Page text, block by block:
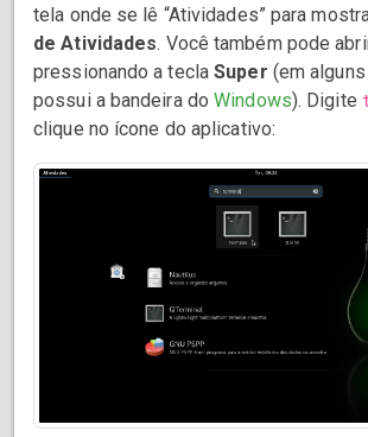
tela onde se lê “Atividades” para
de Atividades. Você também pode
pressionando a teclaSuper (em
possui a bandeira doWindows). Digite
clique no ícone do aplicativo: